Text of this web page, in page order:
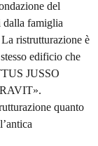
del
dalla famiglia
ristrutturazione è
edificio che
JUSSO
quanto